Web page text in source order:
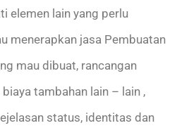
elemen lain yang perlu
menerapkan jasa Pembuatan
mau dibuat, rancangan
tambahan lain – lain ,
status, identitas dan